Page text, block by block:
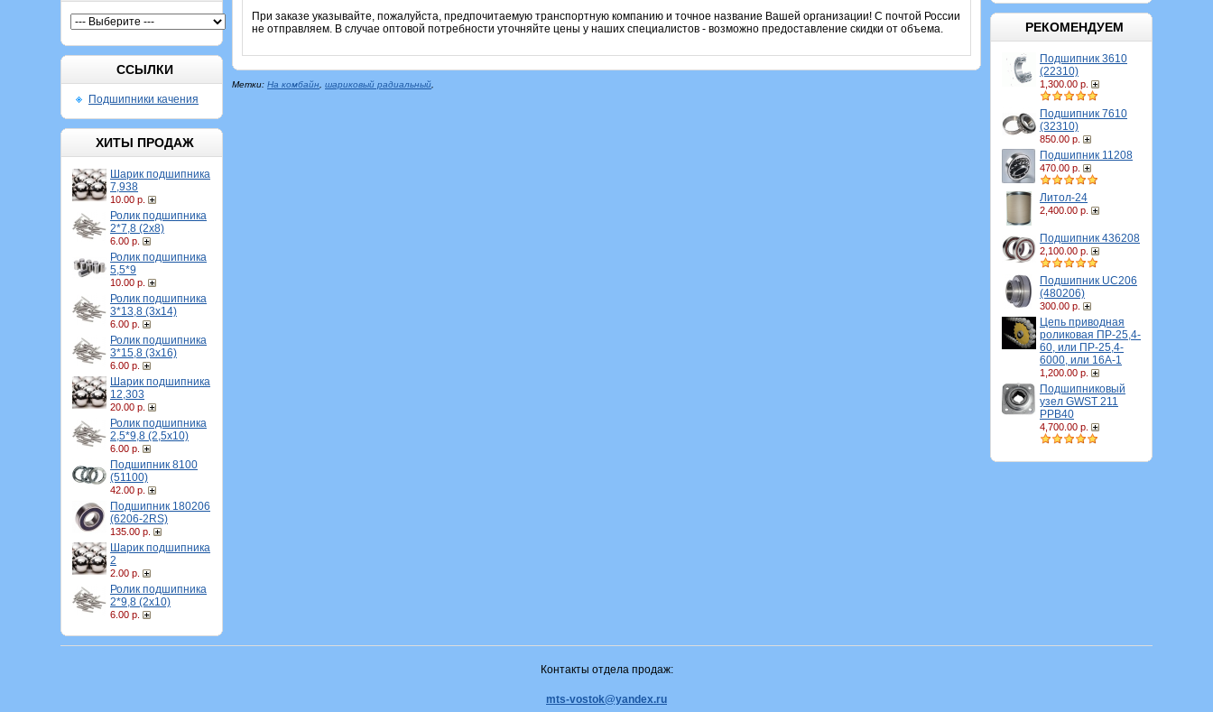
ССЫЛКИ
Подшипники качения
ХИТЫ ПРОДАЖ
Шарик подшипника
7,938
10.00 р.
Ролик подшипника
2*7,8 (2х8)
6.00 р.
Ролик подшипника
5,5*9
10.00 р.
Ролик подшипника
3*13,8 (3х14)
6.00 р.
Ролик подшипника
3*15,8 (3х16)
6.00 р.
Шарик подшипника
12,303
20.00 р.
Ролик подшипника
2,5*9,8 (2,5х10)
6.00 р.
Подшипник 8100
(51100)
42.00 р.
Подшипник 180206
(6206-2RS)
135.00 р.
Шарик подшипника
2
2.00 р.
Ролик подшипника
2*9,8 (2х10)
6.00 р.
РЕКОМЕНДУЕМ
Подшипник 3610
(22310)
1,300.00 р.
Подшипник 7610
(32310)
850.00 р.
Подшипник 11208
470.00 р.
Литол-24
2,400.00 р.
Подшипник 436208
2,100.00 р.
Подшипник UC206
(480206)
300.00 р.
Цепь приводная
роликовая ПР-25,4-
60, или ПР-25,4-
6000, или 16A-1
1,200.00 р.
Подшипниковый
узел GWST 211
PPB40
4,700.00 р.
При заказе указывайте, пожалуйста, предпочитаемую транспортную компанию и точное название Вашей организации! С почтой России
не отправляем. В случае оптовой потребности уточняйте цены у наших специалистов - возможно предоставление скидки от объема.
Метки: На комбайн шариковый радиальный
Контакты отдела продаж:
mts-vostok@yandex.ru